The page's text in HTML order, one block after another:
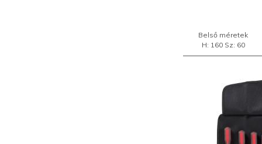
Belső méretek
H: 160 Sz: 60